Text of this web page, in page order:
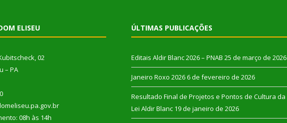
ELISEU
02
– PA
08h às 14h
ÚLTIMAS PUBLICAÇÕES
Editais Aldir Blanc 2026 – PNAB 25 de março de 2026
Janeiro Roxo 2026 6 de fevereiro de 2026
Resultado Final de Projetos e Pontos de Cultura da
Lei Aldir Blanc 19 de janeiro de 2026